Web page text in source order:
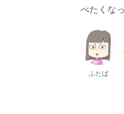
べたくな
ふたば